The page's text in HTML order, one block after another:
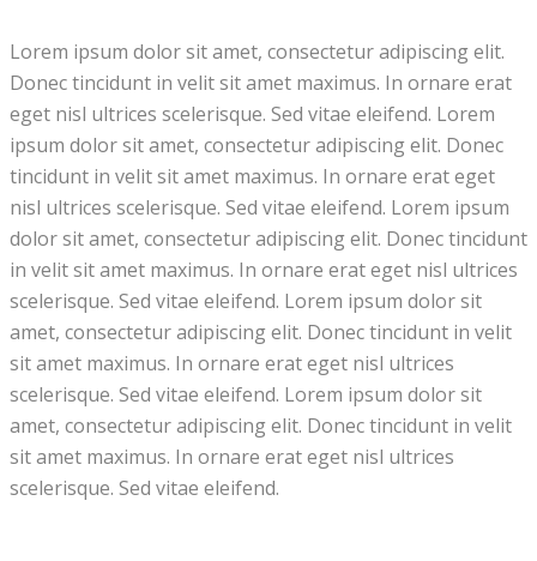
Lorem ipsum dolor sit amet, consectetur adipiscing elit.
Donec tincidunt in velit sit amet maximus. In ornare erat
eget nisl ultrices scelerisque. Sed vitae eleifend. Lorem
ipsum dolor sit amet, consectetur adipiscing elit. Donec
tincidunt in velit sit amet maximus. In ornare erat eget
nisl ultrices scelerisque. Sed vitae eleifend. Lorem ipsum
dolor sit amet, consectetur adipiscing elit. Donec tincidunt
in velit sit amet maximus. In ornare erat eget nisl ultrices
scelerisque. Sed vitae eleifend. Lorem ipsum dolor sit
amet, consectetur adipiscing elit. Donec tincidunt in velit
sit amet maximus. In ornare erat eget nisl ultrices
scelerisque. Sed vitae eleifend. Lorem ipsum dolor sit
amet, consectetur adipiscing elit. Donec tincidunt in velit
sit amet maximus. In ornare erat eget nisl ultrices
scelerisque. Sed vitae eleifend.